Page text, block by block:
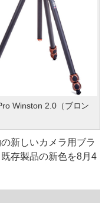
Winston 2.0（ブロン
新しいカメラ用ブラ
存製品の新色を8月4